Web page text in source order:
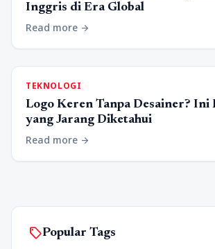
Inggris di Era Global
Read more arrow_forward
TEKNOLOGI
Logo Keren Tanpa Desainer? Ini
yang Jarang Diketahui
Read more arrow_forward
sellPopular Tags